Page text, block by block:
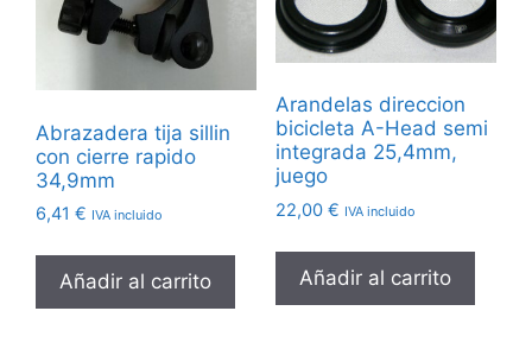
Abrazadera tija sillin
con cierre rapido
34,9mm
6,41 € IVA incluido
Añadir al carrito
Arandelas direccion
bicicleta A-Head semi
integrada 25,4mm,
juego
22,00 € IVA incluido
Añadir al carrito